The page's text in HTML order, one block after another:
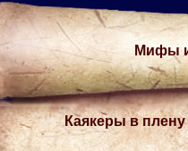
Мифы
Каякеры в